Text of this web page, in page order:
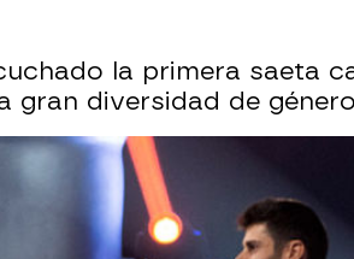
la primera saeta
gran diversidad de